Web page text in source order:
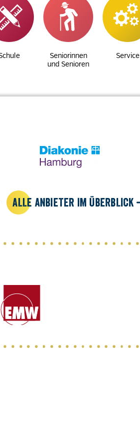
Seniorinnen
und Senioren
Service
ALLE ANBIETER IM ÜBERBLICK